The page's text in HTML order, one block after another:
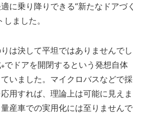
に乗り降りできる“新たなドアづく
ました。
は決して平坦ではありませんでし
※でドアを開閉するという発想自体
いました。マイクロバスなどで採
用すれば、理論上は可能に見えま
産車での実用化には至りませんで